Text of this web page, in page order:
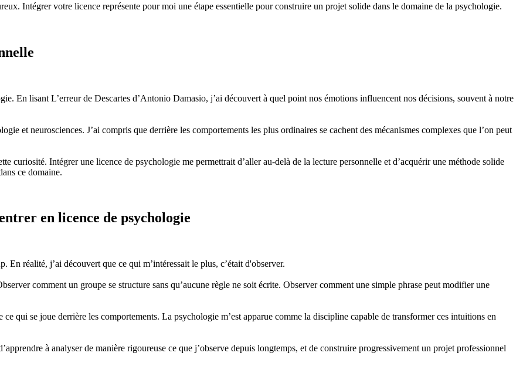
Intégrer votre licence représente pour moi une étape essentielle pour construire un projet solide dans le domaine de la psychologie.
En lisant L’erreur de Descartes d’Antonio Damasio, j’ai découvert à quel point nos émotions influencent nos décisions, souvent à notre
et neurosciences. J’ai compris que derrière les comportements les plus ordinaires se cachent des mécanismes complexes que l’on peut
curiosité. Intégrer une licence de psychologie me permettrait d’aller au-delà de la lecture personnelle et d’acquérir une méthode solide
ce domaine.
en licence de psychologie
En réalité, j’ai découvert que ce qui m’intéressait le plus, c’était d'observer.
comment un groupe se structure sans qu’aucune règle ne soit écrite. Observer comment une simple phrase peut modifier une
qui se joue derrière les comportements. La psychologie m’est apparue comme la discipline capable de transformer ces intuitions en
à analyser de manière rigoureuse ce que j’observe depuis longtemps, et de construire progressivement un projet professionnel